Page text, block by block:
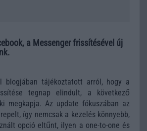
a Messenger frissítésével új
blogjában tájékoztatott arról, hogy a
tegnap elindult, a következő
megkapja. Az update fókuszában az
így nemcsak a kezelés könnyebb,
opció eltűnt, ilyen a one-to-one és